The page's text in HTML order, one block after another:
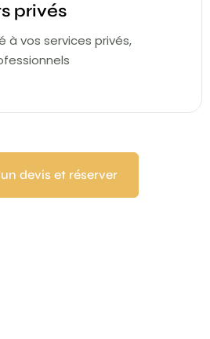
privés
à vos services privés,
devis et réserver